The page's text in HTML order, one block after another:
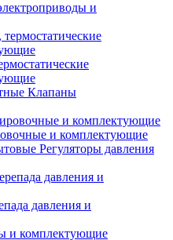
и
Клапаны
и комплектующие
Регуляторы давления
давления и